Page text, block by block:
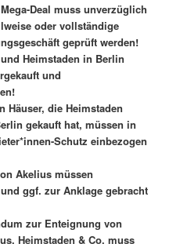
Deal muss unverzüglich
oder vollständige
geprüft werden!
Heimstaden in Berlin
und
Häuser, die Heimstaden
gekauft hat, müssen in
Schutz einbezogen
Akelius müssen
ggf. zur Anklage gebracht
zur Enteignung von
Heimstaden & Co. muss